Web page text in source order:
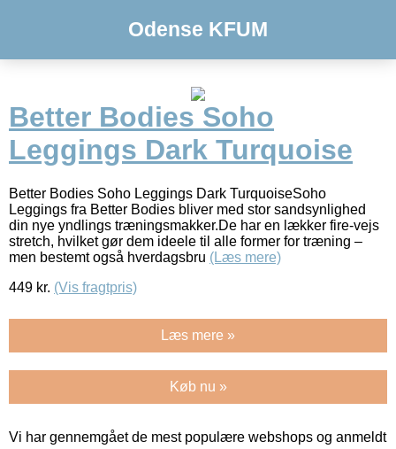
Odense KFUM
Better Bodies Soho
Leggings Dark Turquoise
Better Bodies Soho Leggings Dark TurquoiseSoho
Leggings fra Better Bodies bliver med stor sandsynlighed
din nye yndlings træningsmakker.De har en lækker fire-vejs
stretch, hvilket gør dem ideele til alle former for træning –
men bestemt også hverdagsbru (Læs mere)
449 kr. (Vis fragtpris)
Læs mere »
Køb nu »
Vi har gennemgået de mest populære webshops og anmeldt